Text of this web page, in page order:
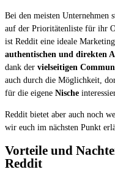
Bei den meisten Unternehmen
auf der Prioritätenliste für ihr
ist Reddit eine ideale
authentischen und direkten
dank der vielseitigen
auch durch die Möglichkeit,
für die eigene Nische
Reddit bietet aber auch noch
wir euch im nächsten Punkt
Vorteile und
Reddit